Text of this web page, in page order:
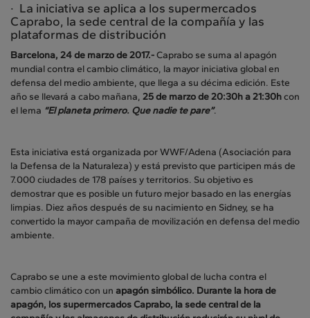
· La iniciativa se aplica a los supermercados
Caprabo, la sede central de la compañía y las
plataformas de distribución
Barcelona, 24 de marzo de 2017.-Caprabo se suma al apagón
mundial contra el cambio climático, la mayor iniciativa global en
defensa del medio ambiente, que llega a su décima edición. Este
año se llevará a cabo mañana, 25 de marzo de 20:30h a 21:30hcon
el lema “El planeta primero. Que nadie te pare”.
Esta iniciativa está organizada por WWF/Adena (Asociación para
la Defensa de la Naturaleza) y está previsto que participen más de
7.000 ciudades de 178 países y territorios. Su objetivo es
demostrar que es posible un futuro mejor basado en las energías
limpias. Diez años después de su nacimiento en Sidney, se ha
convertido la mayor campaña de movilización en defensa del medio
ambiente.
Caprabo se une a este movimiento global de lucha contra el
cambio climático con un apagón simbólico. Durante la hora de
apagón, los supermercados Caprabo, la sede central de la